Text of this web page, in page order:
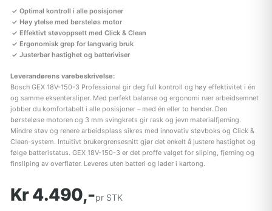
Optimal kontroll i alle posisjoner
Høy ytelse med børsteløs motor
Effektivt støvoppsett med Click & Clean
Ergonomisk grep for langvarig bruk
Justerbar hastighet og batteriviser
Leverandørens varebeskrivelse:
Bosch GEX 18V-150-3 Professional gir deg full kontroll og høy effektivitet i én
og samme eksentersliper. Med perfekt balanse og ergonomi nær arbeidsemnet
jobber du komfortabelt i alle posisjoner – med én eller to hender. Den
børsteløse motoren og 3 mm svingkrets gir rask og jevn materialfjerning.
Mindre støv og renere arbeidsplass sikres med innovativ støvboks og Click &
Clean-system. Intuitivt brukergrensesnitt gjør det enkelt å justere hastighet og
følge batteristatus. GEX 18V-150-3 er det proffe valget for sliping, fjerning og
finsliping av overflater. Leveres uten batteri og lader i kartong.
Kr 4.490,-pr STK